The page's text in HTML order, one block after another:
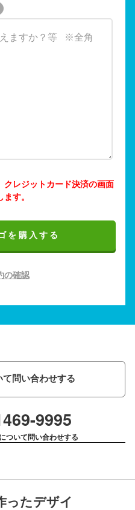
レジットカード決済の画面
す。
を購入する
の確認
て問い合わせする
9995
ついて問い合わせする
ったデザイ